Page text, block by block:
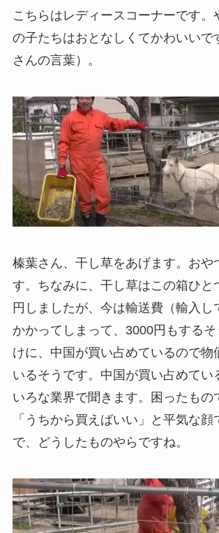
こちらはレディースコーナーです。
の子たちはおとなしくてかわいいで
さんの言葉）。
榛葉さん、干し草をあげます。おや
す。ちなみに、干し草はこの箱ひと
円しましたが、今は輸送費（輸入し
かかってしまって、3000円もするそ
けに、中国が買い占めているので物
いるそうです。中国が買い占めてい
いろな業界で聞きます。困ったもの
「うちから買えばいい」と平気な
で、どうしたものやらですね。